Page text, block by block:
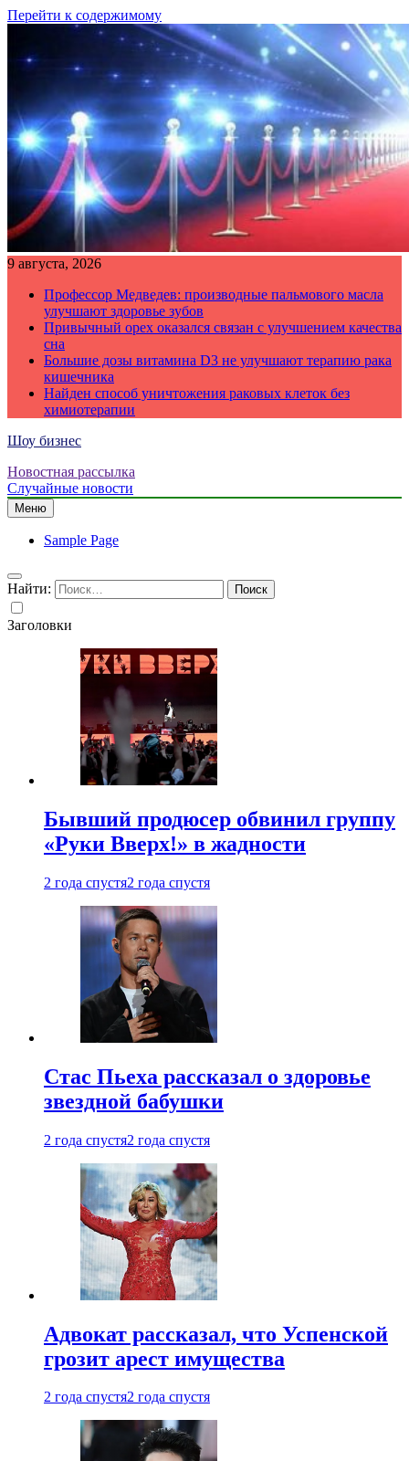
Перейти к содержимому
9 августа, 2026
Профессор Медведев: производные пальмового масла
улучшают здоровье зубов
Привычный орех оказался связан с улучшением качества
сна
Большие дозы витамина D3 не улучшают терапию рака
кишечника
Найден способ уничтожения раковых клеток без
химиотерапии
Шоу бизнес
Новостная рассылка
Случайные новости
Меню
Sample Page
Найти:
Заголовки
Бывший продюсер обвинил группу
«Руки Вверх!» в жадности
2 года спустя2 года спустя
Стас Пьеха рассказал о здоровье
звездной бабушки
2 года спустя2 года спустя
Адвокат рассказал, что Успенской
грозит арест имущества
2 года спустя2 года спустя